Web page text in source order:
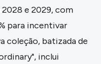
2028 e 2029, com
para incentivar
coleção, batizada de
inclui